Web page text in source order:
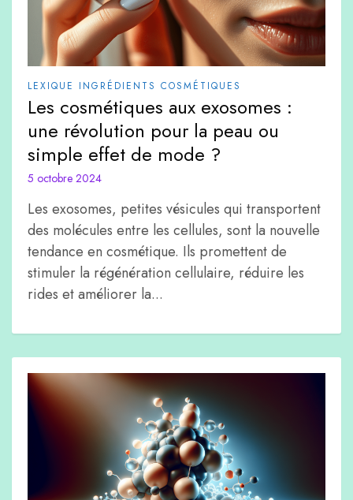
LEXIQUE INGRÉDIENTS COSMÉTIQUES
Les cosmétiques aux exosomes :
une révolution pour la peau ou
simple effet de mode ?
5 octobre 2024
Les exosomes, petites vésicules qui transportent
des molécules entre les cellules, sont la nouvelle
tendance en cosmétique. Ils promettent de
stimuler la régénération cellulaire, réduire les
rides et améliorer la...